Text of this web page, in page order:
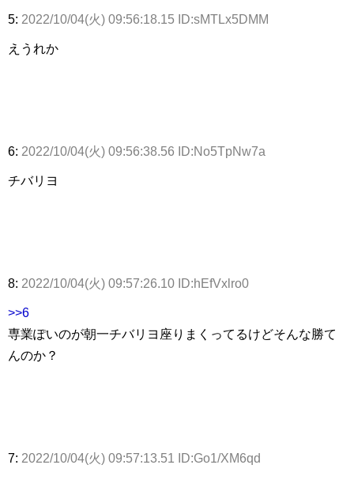
5: 2022/10/04(火) 09:56:18.15 ID:sMTLx5DMM
えうれか
6: 2022/10/04(火) 09:56:38.56 ID:No5TpNw7a
チバリヨ
8: 2022/10/04(火) 09:57:26.10 ID:hEfVxlro0
>>6
専業ぽいのが朝一チバリヨ座りまくってるけどそんな勝て
んのか？
7: 2022/10/04(火) 09:57:13.51 ID:Go1/XM6qd